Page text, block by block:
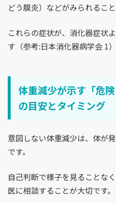
どう膜炎）などがみられること
これらの症状が、消化器症状
す（参考:日本消化器病学会 1）
体重減少が示す「危
の目安とタイミング
意図しない体重減少は、体が
です。
自己判断で様子を見ることな
医に相談することが大切です。